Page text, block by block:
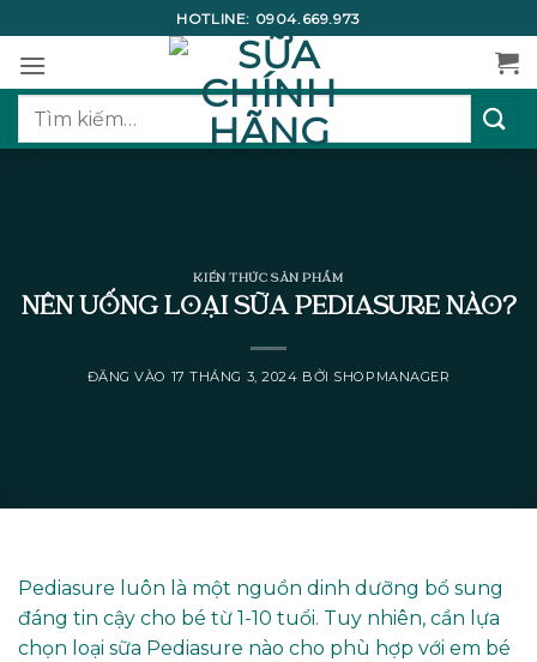
qua
nội
dung
HOTLINE: 0904.669.973
Tìm
KIẾN THỨC SẢN PHẨM
NÊN UỐNG LOẠI SỮA PEDIASURE NÀO?
ĐĂNG VÀO 17 THÁNG 3, 2024 BỞI SHOPMANAGER
Pediasure luôn là một nguồn dinh dưỡng bổ sung
đáng tin cậy cho bé từ 1-10 tuổi. Tuy nhiên, cần lựa
chọn loại sữa Pediasure nào cho phù hợp với em bé